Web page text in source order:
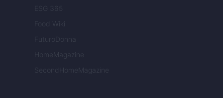
ESG 365
Food Wiki
FuturoDonna
HomeMagazine
SecondHomeMagazine